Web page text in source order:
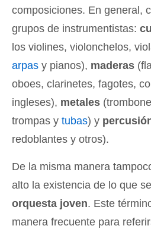
composiciones. En general,
grupos de instrumentistas:
los violines, violonchelos,
arpas y pianos), maderas
oboes, clarinetes, fagotes,
ingleses), metales
trompas y tubas) y
redoblantes y otros).
De la misma manera
alto la existencia de lo que
orquesta joven. Este
manera frecuente para